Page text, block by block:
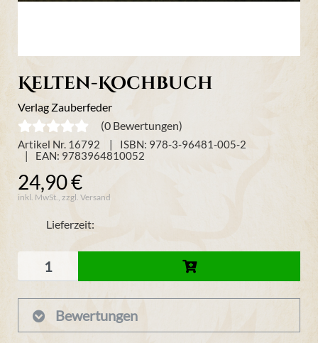
Kelten-Kochbuch
Verlag Zauberfeder
(0 Bewertungen)
Artikel Nr. 16792
ISBN: 978-3-96481-005-2
EAN: 9783964810052
24,90 €
inkl. MwSt., zzgl. Versand
Lieferzeit:
Bewertungen